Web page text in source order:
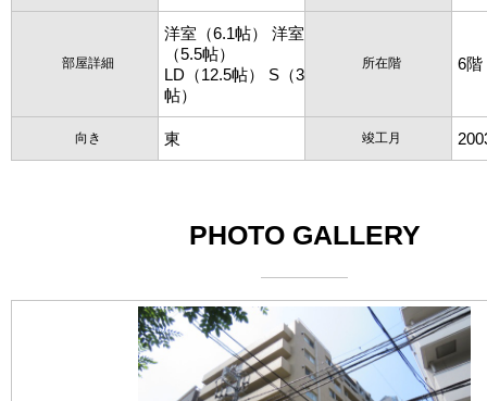
部屋詳細
洋室（6.1帖） 洋室
（5.5帖）
LD（12.5帖） S（3
帖）
所在階 6階
向き 東 竣工月
PHOTO GALLERY